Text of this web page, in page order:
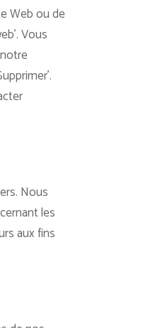
Web ou de
Vous
Nous
les
aux fins